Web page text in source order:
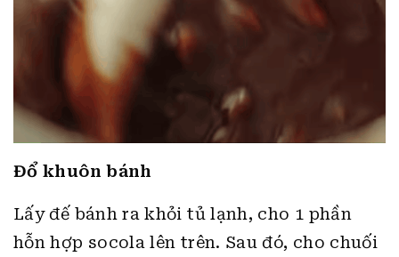
Đổ khuôn bánh
Lấy đế bánh ra khỏi tủ lạnh, cho 1 phần
hỗn hợp socola lên trên. Sau đó, cho chuối